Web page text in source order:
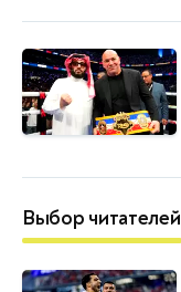
Выбор читателей